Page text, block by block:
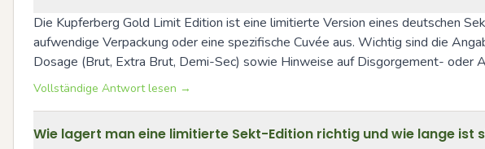
Die Kupferberg Gold Limit Edition ist eine limitierte Version eines deutschen
aufwendige Verpackung oder eine spezifische Cuvée aus. Wichtig sind die
Dosage (Brut, Extra Brut, Demi-Sec) sowie Hinweise auf Disgorgement- oder
Vollständige Antwort lesen →
Wie lagert man eine limitierte Sekt-Edition richtig und wie lange ist